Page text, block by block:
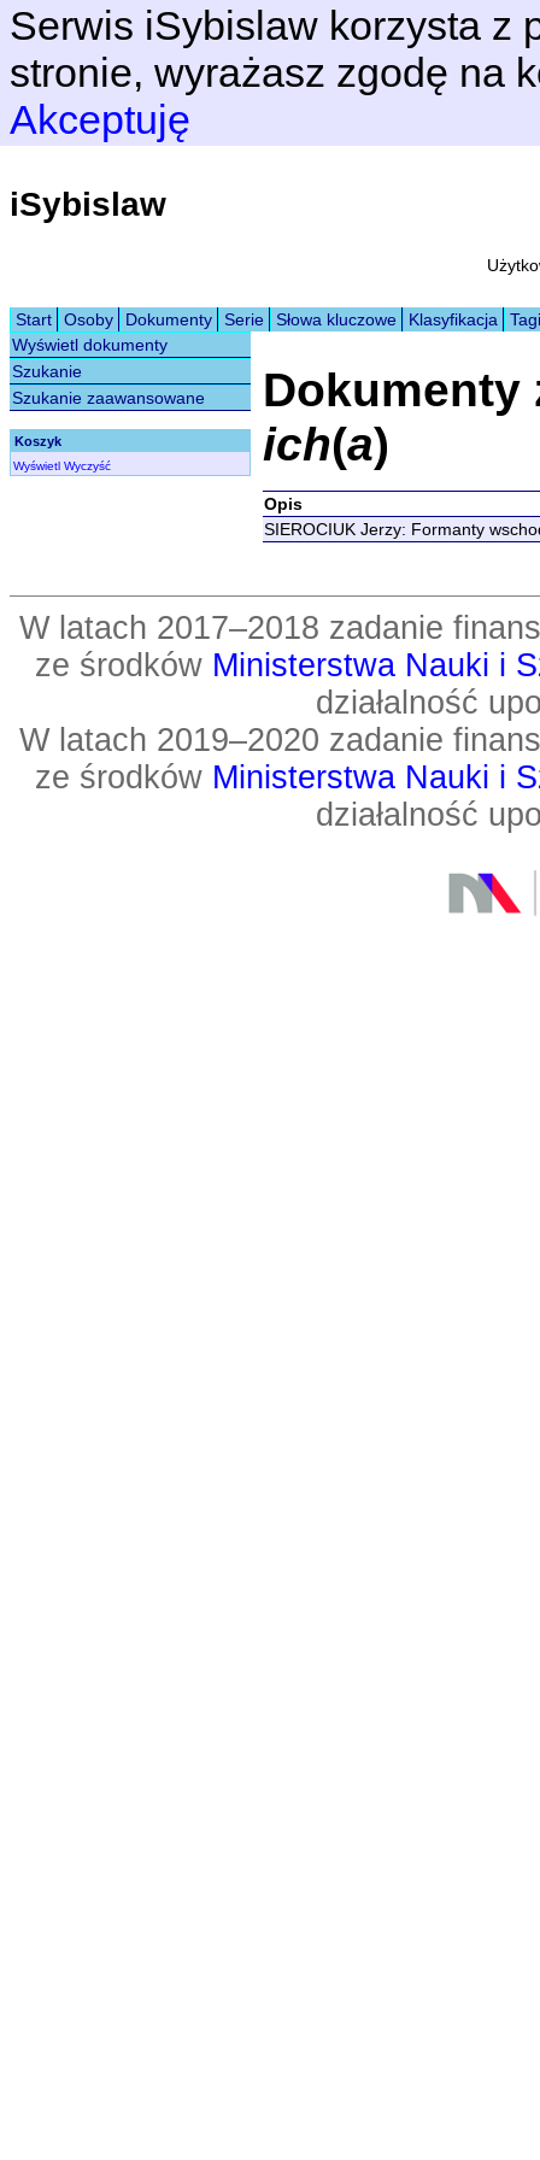
Serwis iSybislaw korzysta z
stronie, wyrażasz zgodę na
Akceptuję
iSybislaw
Start Osoby Dokumenty Serie Słowa kluczowe Klasyfikacja
Tagi
Wyświetl dokumenty
Szukanie
Szukanie zaawansowane
Koszyk
Wyświetl Wyczyść
Dokumenty
ich(a)
Opis
SIEROCIUK Jerzy: Formanty
W latach 2017–2018 zadanie
ze środków Ministerstwa Nauki i
działalność
W latach 2019–2020 zadanie
ze środków Ministerstwa Nauki i
działalność